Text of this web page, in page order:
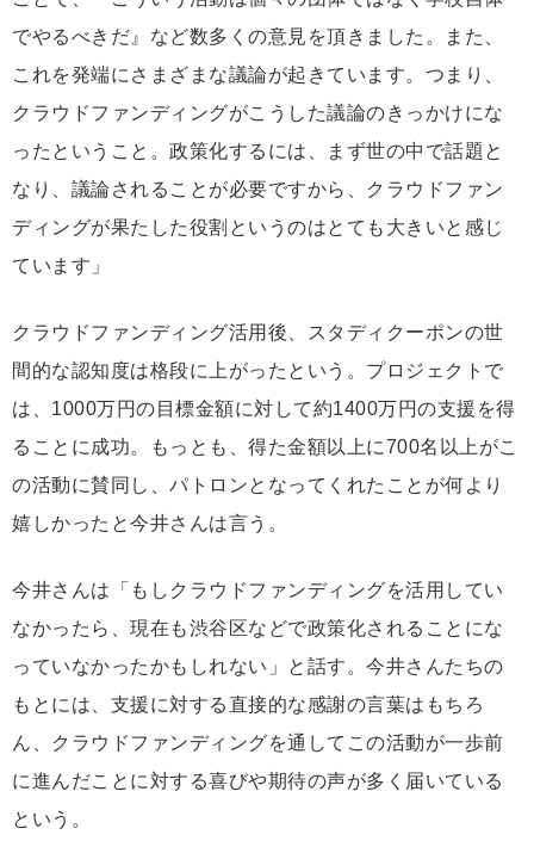
でやるべきだ』など数多くの意見を頂きました。また、
これを発端にさまざまな議論が起きています。つまり、
クラウドファンディングがこうした議論のきっかけにな
ったということ。政策化するには、まず世の中で話題と
なり、議論されることが必要ですから、クラウドファン
ディングが果たした役割というのはとても大きいと感じ
ています」
クラウドファンディング活用後、スタディクーポンの世
間的な認知度は格段に上がったという。プロジェクトで
は、1000万円の目標金額に対して約1400万円の支援を得
ることに成功。もっとも、得た金額以上に700名以上がこ
の活動に賛同し、パトロンとなってくれたことが何より
嬉しかったと今井さんは言う。
今井さんは「もしクラウドファンディングを活用してい
なかったら、現在も渋谷区などで政策化されることにな
っていなかったかもしれない」と話す。今井さんたちの
もとには、支援に対する直接的な感謝の言葉はもちろ
ん、クラウドファンディングを通してこの活動が一歩前
に進んだことに対する喜びや期待の声が多く届いている
という。